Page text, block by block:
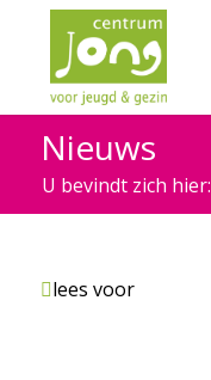
Nieuws
U bevindt zich hier:
lees voor